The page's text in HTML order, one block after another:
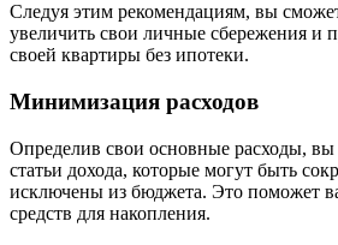
Следуя этим рекомендациям, вы
увеличить свои личные сбережения и
своей квартиры без ипотеки.
Минимизация расходов
Определив свои основные расходы,
статьи дохода, которые могут быть
исключены из бюджета. Это поможет
средств для накопления.